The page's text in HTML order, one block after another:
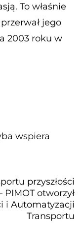
To właśnie
jego
2003 roku w
wspiera
przyszłości
otworzył
i Automatyzacji
Transportu